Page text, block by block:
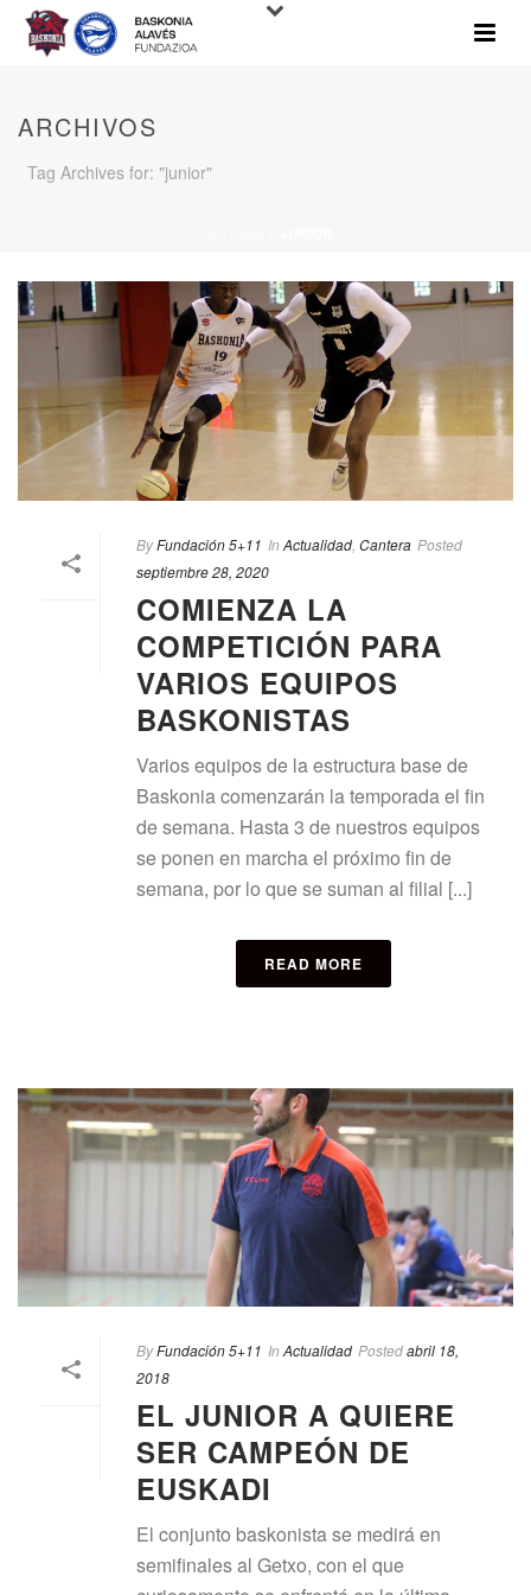
ARCHIVOS
Tag Archives for: "junior"
ByFundación 5+11 In Actualidad Cantera Posted
septiembre 28, 2020
COMIENZA LA
COMPETICIÓN PARA
VARIOS EQUIPOS
BASKONISTAS
Varios equipos de la estructura base de
Baskonia comenzarán la temporada el fin
de semana. Hasta 3 de nuestros equipos
se ponen en marcha el próximo fin de
semana, por lo que se suman al filial [...]
READ MORE
ByFundación 5+11 In Actualidad Postedabril 18,
2018
EL JUNIOR A QUIERE
SER CAMPEÓN DE
EUSKADI
El conjunto baskonista se medirá en
semifinales al Getxo, con el que